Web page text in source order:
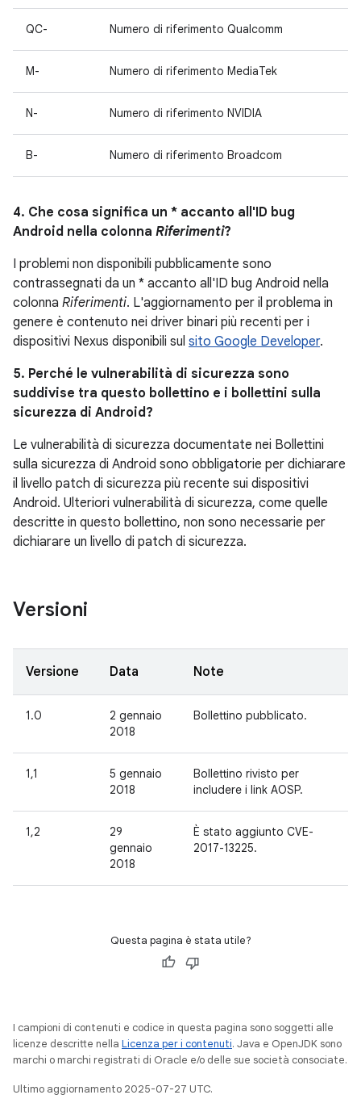
QC- Numero di riferimento Qualcomm
M- Numero di riferimento MediaTek
N- Numero di riferimento NVIDIA
B- Numero di riferimento Broadcom
4. Che cosa significa un * accanto all'ID bug
Android nella colonna Riferimenti?
I problemi non disponibili pubblicamente sono
contrassegnati da un * accanto all'ID bug Android nella
colonna Riferimenti. L'aggiornamento per il problema in
genere è contenuto nei driver binari più recenti per i
dispositivi Nexus disponibili sul sito Google Developer.
5. Perché le vulnerabilità di sicurezza sono
suddivise tra questo bollettino e i bollettini sulla
sicurezza di Android?
Le vulnerabilità di sicurezza documentate nei Bollettini
sulla sicurezza di Android sono obbligatorie per dichiarare
il livello patch di sicurezza più recente sui dispositivi
Android. Ulteriori vulnerabilità di sicurezza, come quelle
descritte in questo bollettino, non sono necessarie per
dichiarare un livello di patch di sicurezza.
Versioni
Versione Data Note
1.0
2 gennaio
2018
Bollettino pubblicato.
1,1
5 gennaio
2018
Bollettino rivisto per
includere i link AOSP.
1,2
29
gennaio
2018
È stato aggiunto CVE-
2017-13225.
Questa pagina è stata utile?
I campioni di contenuti e codice in questa pagina sono soggetti alle
licenze descritte nella Licenza per i contenuti. Java e OpenJDK sono
marchi o marchi registrati di Oracle e/o delle sue società consociate.
Ultimo aggiornamento 2025-07-27 UTC.